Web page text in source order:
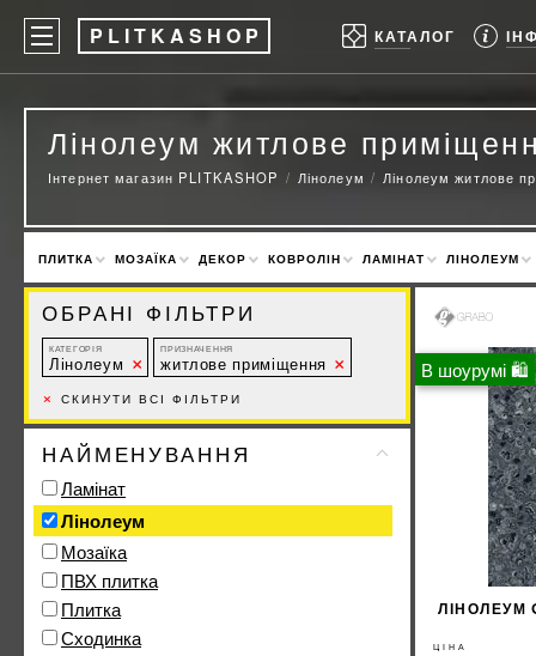
P LITKASHOP КАТАЛОГ
Лінолеум житлове
Інтернет магазин PLITKASHOP Лінолеум Лінолеум житлове
ПЛИТКА МОЗАЇКА ДЕКОР КОВРОЛІН ЛАМІНАТ ЛІНОЛЕУМ
В шоурумі 🛍
ЛІНОЛЕУМ
ЦІНА
ОБРАНІ ФІЛЬТРИ
КАТЕГОРІЯ
Лінолеум
ПРИЗНАЧЕННЯ
житлове приміщення
× СКИНУТИ ВСІ ФІЛЬТРИ
НАЙМЕНУВАННЯ
Ламінат
Лінолеум
Мозаїка
ПВХ плитка
Плитка
Сходинка